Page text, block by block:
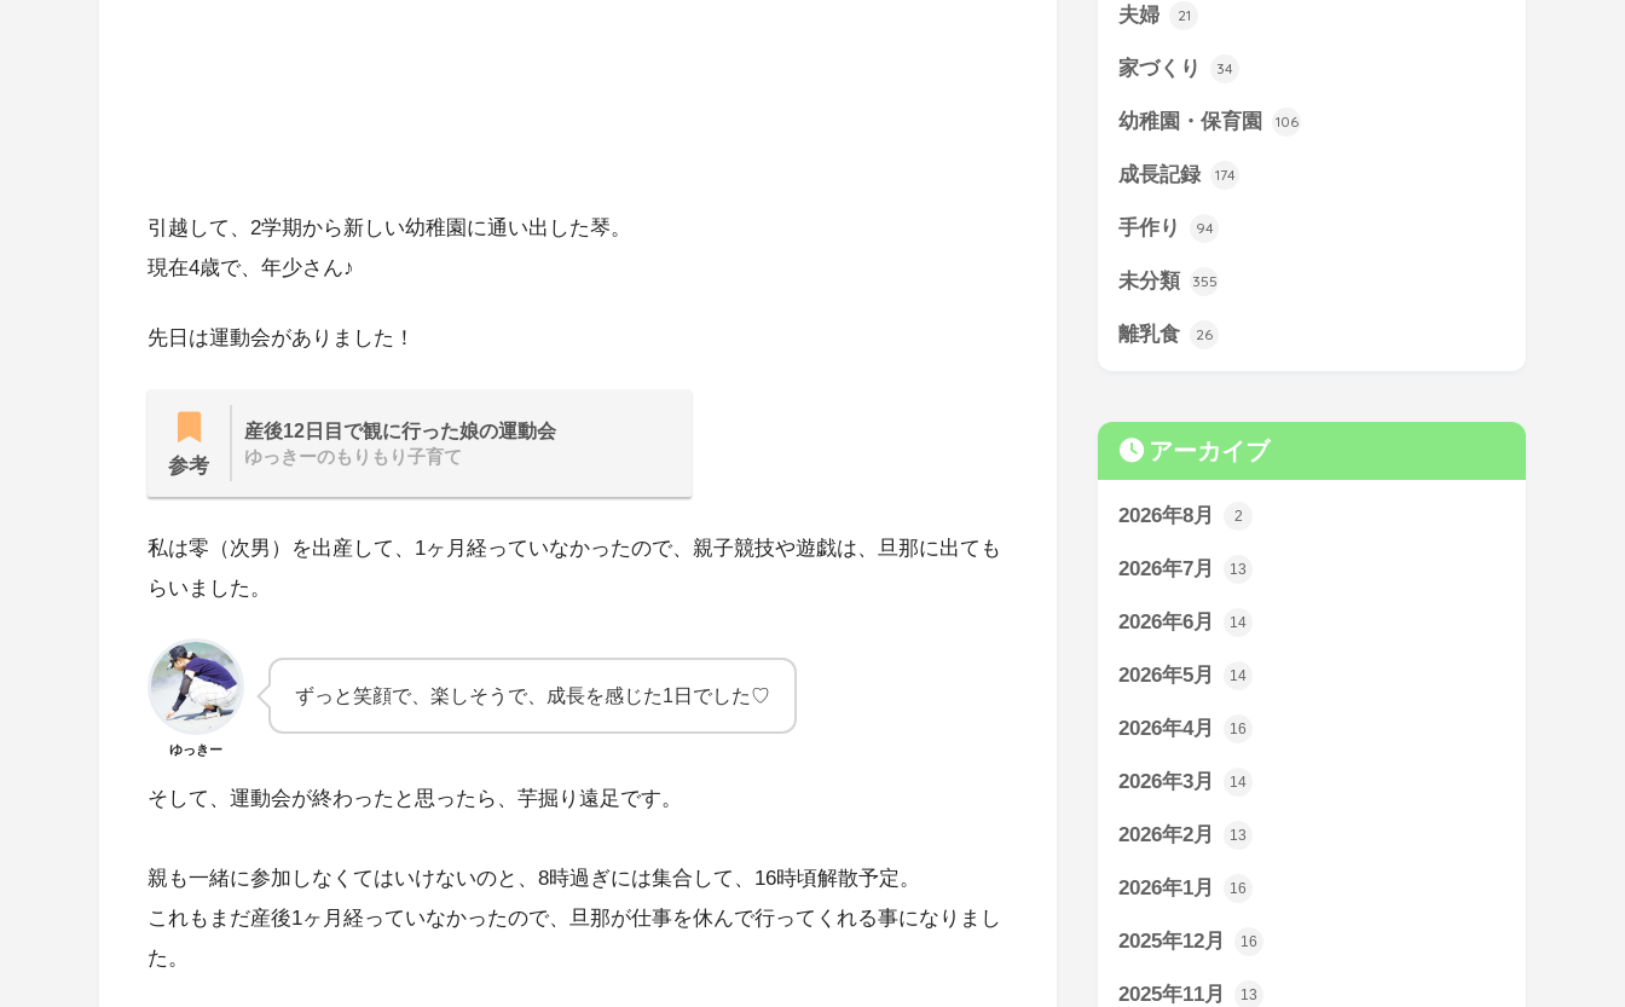
引越して、2学期から新しい幼稚園に通い出した琴。
現在4歳で、年少さん♪
先日は運動会がありました！
参考
産後12日目で観に行った娘の運動会
ゆっきーのもりもり子育て
私は零（次男）を出産して、1ヶ月経っていなかったので、親子競技や遊戯は、旦那に出ても
らいました。
ゆっきー
ずっと笑顔で、楽しそうで、成長を感じた1日でした♡
そして、運動会が終わったと思ったら、芋掘り遠足です。
親も一緒に参加しなくてはいけないのと、8時過ぎには集合して、16時頃解散予定。
これもまだ産後1ヶ月経っていなかったので、旦那が仕事を休んで行ってくれる事になりまし
た。
夫婦 21
家づくり 34
幼稚園・保育園 106
成長記録 174
手作り 94
未分類 355
離乳食 26
アーカイブ
2026年8月 2
2026年7月 13
2026年6月 14
2026年5月 14
2026年4月 16
2026年3月 14
2026年2月 13
2026年1月 16
2025年12月 16
2025年11月 13